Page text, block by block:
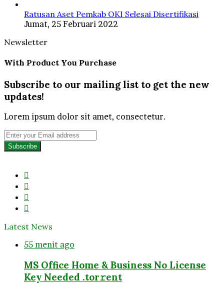
Ratusan Aset Pemkab OKI Selesai Disertifikasi
Jumat, 25 Februari 2022
Newsletter
With Product You Purchase
Subscribe to our mailing list to get the new
updates!
Lorem ipsum dolor sit amet, consectetur.
Enter
your
Email
Latest News
55 menit ago
MS Office Home & Business No License
Key Needed .tоr𝚛еnt